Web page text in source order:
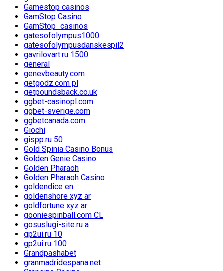
Gamestop casinos
GamStop Casino
GamStop_casinos
gatesofolympus1000
gatesofolympusdanskespil2
gavrilovart.ru 1500
general
genevbeauty.com
getgodz.com pl
getpoundsback.co.uk
ggbet-casinopl.com
ggbet-sverige.com
ggbetcanada.com
Giochi
gispp.ru 50
Gold Spinia Casino Bonus
Golden Genie Casino
Golden Pharaoh
Golden Pharaoh Casino
goldendice en
goldenshore xyz ar
goldfortune xyz ar
gooniespinball.com CL
gosuslugi-site.ru a
gp2ui.ru 10
gp2ui.ru 100
Grandpashabet
granmadridespana.net